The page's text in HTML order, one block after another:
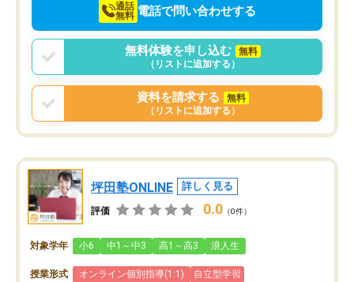
通話
無料 電話で問い合わせする
無料体験を申し込む
無料
（リストに追加する）
資料を請求する
無料
（リストに追加する）
坪田塾ONLINE 詳しく見る
評価 0.0 （0件）
対象学年 小6 中1～中3 高1～高3 浪人生
授業形式 オンライン個別指導(1:1) 自立型学習